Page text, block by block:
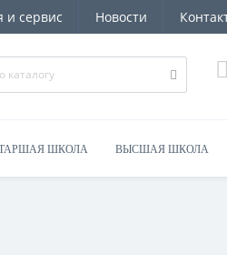
и сервис Новости
ШКОЛА ВЫСШАЯ ШКОЛА